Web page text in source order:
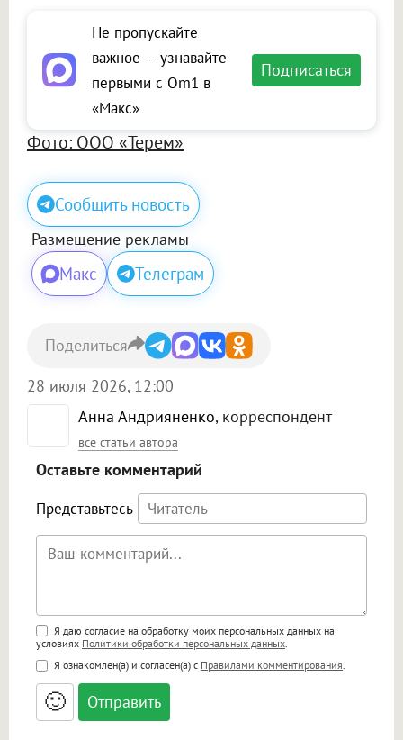
Не пропускайте
важное — узнавайте
первыми с Om1 в
«Макс»
Подписаться
Фото: ООО «Терем»
Сообщить новость
Размещение рекламы
Макс Телеграм
Анна Андрияненко, корреспондент
все статьи автора
28 июля 2026, 12:00
Поделиться
Оставьте комментарий
Представьтесь
Поддержка HTML
<b>, <strong>, <u>, <i>, <em>, <s>, <big>,
<small>, <sup>, <sub>, <pre>, <ul>, <ol>, <li>,
<blockquote>, <code> экранирует HTML,
адреса URL автоматически становятся
ссылками, и [img]адрес[/img] будет
Я даю согласие на обработку моих персональных данных на
условиях Политики обработки персональных данных.
Я ознакомлен(а) и согласен(а) с Правилами комментирования.
🙂